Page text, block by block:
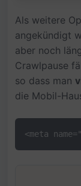
Als weitere
angekündigt
aber noch
Crawlpause
so dass man
die Mobil-
<meta